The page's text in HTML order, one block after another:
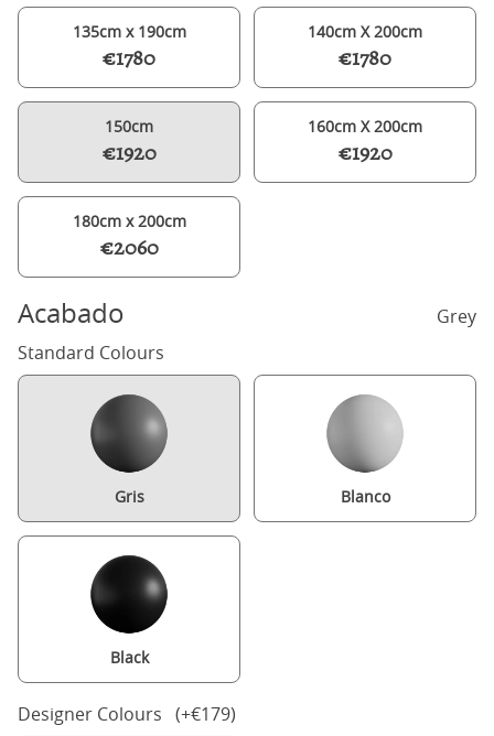
135cm x 190cm
€1780
140cm X 200cm
€1780
150cm
€1920
160cm X 200cm
€1920
180cm x 200cm
€2060
Acabado
Grey
Standard Colours
Gris Blanco
Black
Designer Colours (+€179)